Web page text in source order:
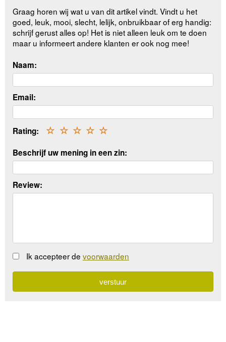
Graag horen wij wat u van dit artikel vindt. Vindt u het
goed, leuk, mooi, slecht, lelijk, onbruikbaar of erg handig:
schrijf gerust alles op! Het is niet alleen leuk om te doen
maar u informeert andere klanten er ook nog mee!
Naam:
Email:
Rating: ☆
☆
☆
☆
☆
Beschrijf uw mening in een zin:
Review:
Ik accepteer de voorwaarden